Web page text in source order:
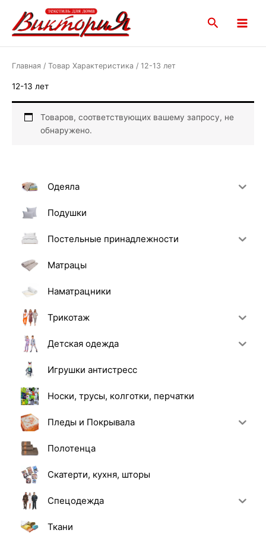
содержимому
Поиск
Menu
Одеяла
Подушки
Постельные принадлежности
Матрацы
Наматрацники
Трикотаж
Детская одежда
Игрушки антистресс
Носки, трусы, колготки, перчатки
Пледы и Покрывала
Полотенца
Скатерти, кухня, шторы
Спецодежда
Ткани
Главная / Товар Характеристика / 12-13 лет
12-13 лет
Товаров, соответствующих вашему запросу, не
обнаружено.